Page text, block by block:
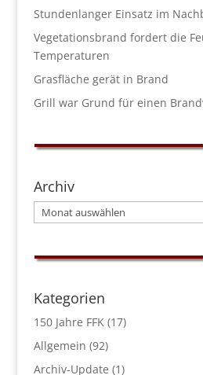
Stundenlanger Einsatz im
Vegetationsbrand fordert die
Temperaturen
Grasfläche gerät in Brand
Grill war Grund für einen
Archiv
Archiv
Kategorien
150 Jahre FFK(17)
Allgemein (92)
Archiv-Update (1)